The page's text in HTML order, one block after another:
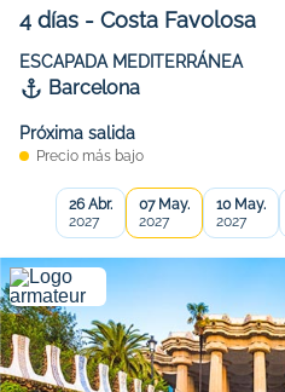
4 días - Costa Favolosa
ESCAPADA MEDITERRÁNEA
Barcelona
Próxima salida
Precio más bajo
26 Abr.
2027
07 May.
2027
10 May.
2027